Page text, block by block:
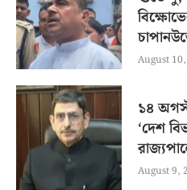
August
১৪
‘দেশ
August 9,